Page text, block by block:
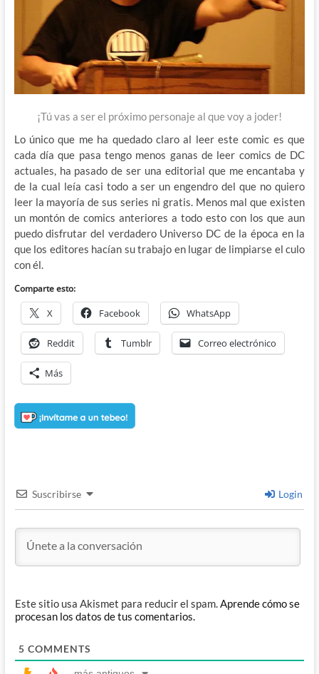
¡Tú vas a ser el próximo personaje al que voy a joder!
Lo único que me ha quedado claro al leer este comic es que
cada día que pasa tengo menos ganas de leer comics de DC
actuales, ha pasado de ser una editorial que me encantaba y
de la cual leía casi todo a ser un engendro del que no quiero
leer la mayoría de sus series ni gratis. Menos mal que existen
un montón de comics anteriores a todo esto con los que aun
puedo disfrutar del verdadero Universo DC de la época en la
que los editores hacían su trabajo en lugar de limpiarse el culo
con él.
Comparte esto:
X Facebook WhatsApp
Reddit Tumblr Correo electrónico
Más
Suscribirse Login
Este sitio usa Akismet para reducir el spam.Aprende cómo se
procesan los datos de tus comentarios.
5 COMMENTS